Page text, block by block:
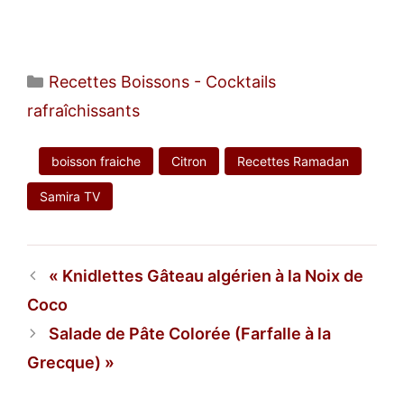
Catégories
Recettes Boissons - Cocktails
rafraîchissants
boisson fraiche Citron Recettes Ramadan
Samira TV
Knidlettes Gâteau algérien à la Noix de
Coco
Salade de Pâte Colorée (Farfalle à la
Grecque)